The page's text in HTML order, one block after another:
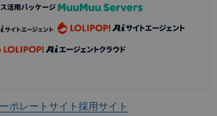
ポレートサイト採用サイト